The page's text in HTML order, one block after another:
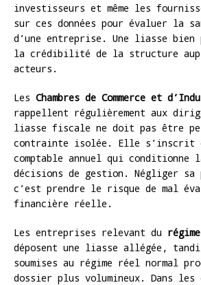
investisseurs et même les
sur ces données pour évaluer la
d’une entreprise. Une liasse bien
la crédibilité de la structure
acteurs.
Les Chambres de Commerce et
rappellent régulièrement aux
liasse fiscale ne doit pas être
contrainte isolée. Elle s’inscrit
comptable annuel qui conditionne
décisions de gestion. Négliger sa
c’est prendre le risque de mal
financière réelle.
Les entreprises relevant du
déposent une liasse allégée,
soumises au régime réel normal
dossier plus volumineux. Dans les